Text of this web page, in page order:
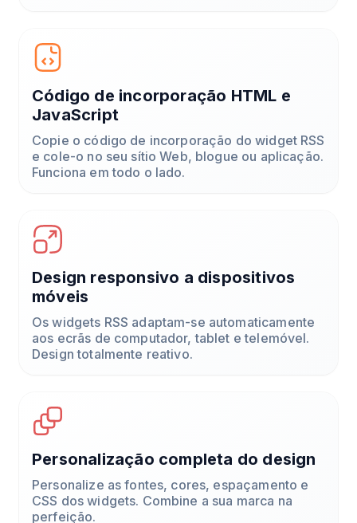
Código de incorporação HTML e
JavaScript
Copie o código de incorporação do widget RSS
e cole-o no seu sítio Web, blogue ou aplicação.
Funciona em todo o lado.
Design responsivo a dispositivos
móveis
Os widgets RSS adaptam-se automaticamente
aos ecrãs de computador, tablet e telemóvel.
Design totalmente reativo.
Personalização completa do design
Personalize as fontes, cores, espaçamento e
CSS dos widgets. Combine a sua marca na
perfeição.